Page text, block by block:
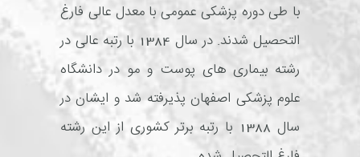
با طی دوره پزشکی عمومی با معدل عالی فارغ
التحصیل شدند. در سال 1384 با رتبه عالی در
رشته بیماری های پوست و مو در دانشگاه
علوم پزشکی اصفهان پذیرفته شد و ایشان در
سال 1388 با رتبه برتر کشوری از این رشته